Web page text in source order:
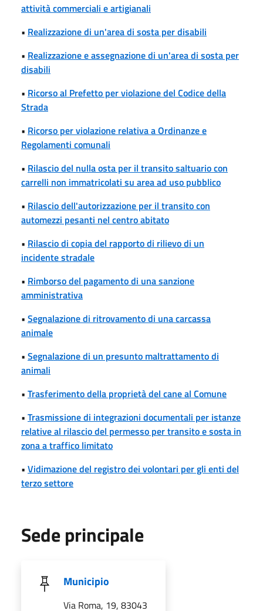
attività commerciali e artigianali
• Realizzazione di un'area di sosta per disabili
• Realizzazione e assegnazione di un'area di sosta per
disabili
• Ricorso al Prefetto per violazione del Codice della
Strada
• Ricorso per violazione relativa a Ordinanze e
Regolamenti comunali
• Rilascio del nulla osta per il transito saltuario con
carrelli non immatricolati su area ad uso pubblico
• Rilascio dell'autorizzazione per il transito con
automezzi pesanti nel centro abitato
• Rilascio di copia del rapporto di rilievo di un
incidente stradale
• Rimborso del pagamento di una sanzione
amministrativa
• Segnalazione di ritrovamento di una carcassa
animale
• Segnalazione di un presunto maltrattamento di
animali
• Trasferimento della proprietà del cane al Comune
• Trasmissione di integrazioni documentali per istanze
relative al rilascio del permesso per transito e sosta in
zona a traffico limitato
• Vidimazione del registro dei volontari per gli enti del
terzo settore
Sede principale
Municipio
Via Roma, 19, 83043